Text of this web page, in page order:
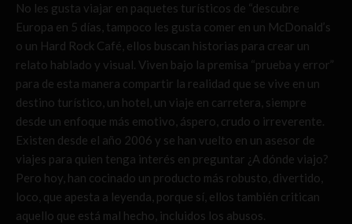
No les gusta viajar en paquetes turísticos de “descubre
Europa en 5 días, tampoco les gusta comer en un McDonald’s
o un Hard Rock Café, ellos buscan historias para crear un
relato hablado y visual. Viven bajo la premisa “prueba y error”
para de esta manera compartir la realidad que se vive en un
destino turístico, un hotel, un viaje en carretera, siempre
desde un enfoque más emotivo, áspero, crudo o irreverente.
Existen desde el año 2006 y se han vuelto en un asesor de
viajes para quien tenga interés en preguntar ¿A dónde viajo?
Pero hoy, han cocinado un producto más robusto, divertido,
loco, que apesta a leyenda, porque sí, ellos también critican
aquello que está mal hecho, incluidos los abusos.